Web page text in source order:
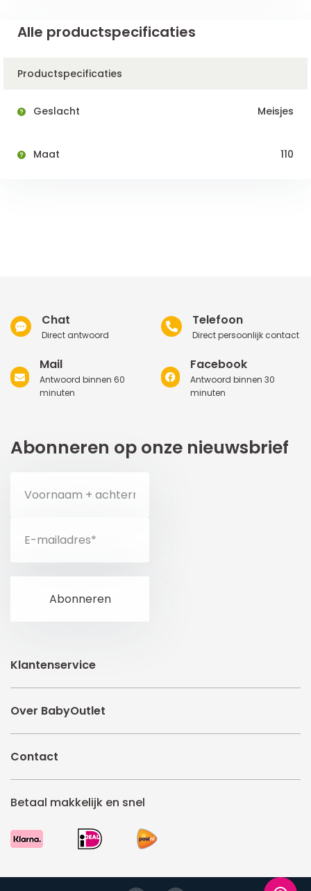
Alle productspecificaties
Productspecificaties
Geslacht Meisjes
Maat 110
Chat
Direct antwoord
Telefoon
Direct persoonlijk contact
Mail
Antwoord binnen 60
minuten
Facebook
Antwoord binnen 30
minuten
Abonneren op onze nieuwsbrief
Klantenservice
Over BabyOutlet
Contact
Betaal makkelijk en snel